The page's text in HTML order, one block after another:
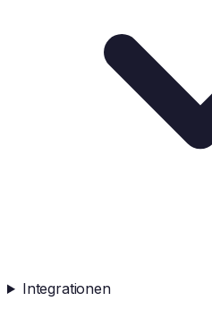
Integrationen